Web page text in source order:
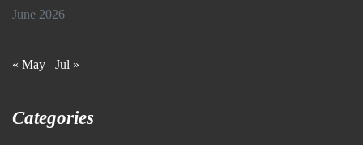
June 2026
« May Jul »
Categories